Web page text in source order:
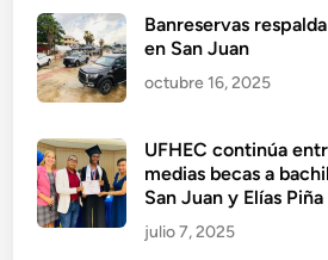
Banreservas
en San Juan
octubre 16, 2025
UFHEC continúa
medias becas a
San Juan y Elías Piña
julio 7, 2025